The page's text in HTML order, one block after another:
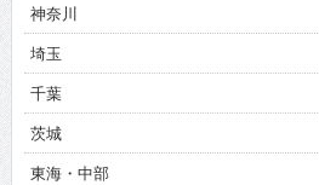
神奈川
埼玉
千葉
茨城
東海・中部